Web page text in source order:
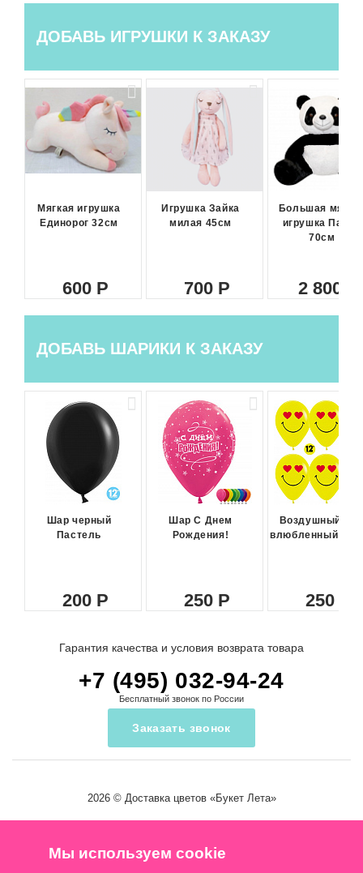
ДОБАВЬ ИГРУШКИ К ЗАКАЗУ
Мягкая игрушка
Единорог 32см
600
Игрушка Зайка
милая 45см
700
Большая
игрушка Панда
70см
2 800
ДОБАВЬ ШАРИКИ К ЗАКАЗУ
Шар черный
Пастель
200
Шар С Днем
Рождения!
250
Воздушный
влюбленный
250
Гарантия качества и условия возврата товара
+7 (495) 032-94-24
Бесплатный звонок по России
Заказать звонок
2026 © Доставка цветов«Букет Лета»
Мы используем cookie